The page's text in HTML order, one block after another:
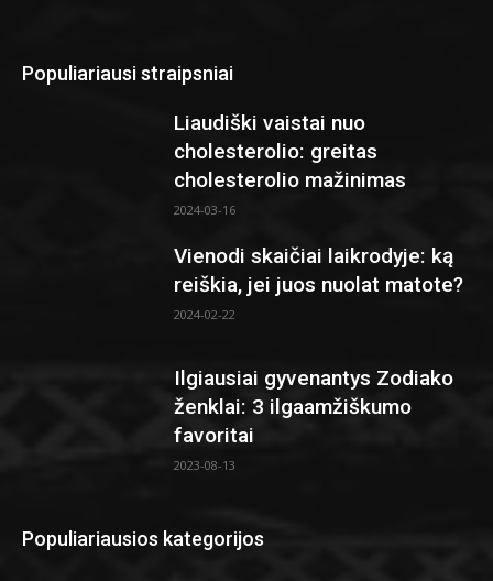
Populiariausi straipsniai
Liaudiški vaistai nuo
cholesterolio: greitas
cholesterolio mažinimas
2024-03-16
Vienodi skaičiai laikrodyje: ką
reiškia, jei juos nuolat matote?
2024-02-22
Ilgiausiai gyvenantys Zodiako
ženklai: 3 ilgaamžiškumo
favoritai
2023-08-13
Populiariausios kategorijos